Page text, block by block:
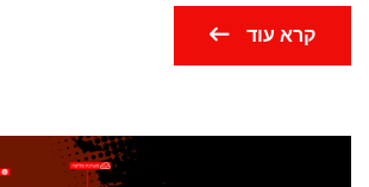
קרא עוד